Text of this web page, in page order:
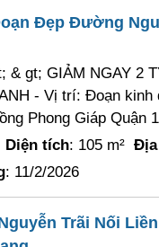
Đẹp Đường
& gt; GIẢM NGAY 2
- Vị trí: Đoạn kinh
Phong Giáp Quận
Diện tích: 105 m² Địa
: 11/2/2026
Trãi Nối